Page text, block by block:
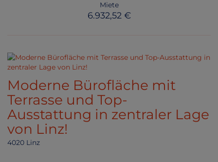
Miete
6.932,52 €
Moderne Bürofläche mit
Terrasse und Top-
Ausstattung in zentraler Lage
von Linz!
4020 Linz